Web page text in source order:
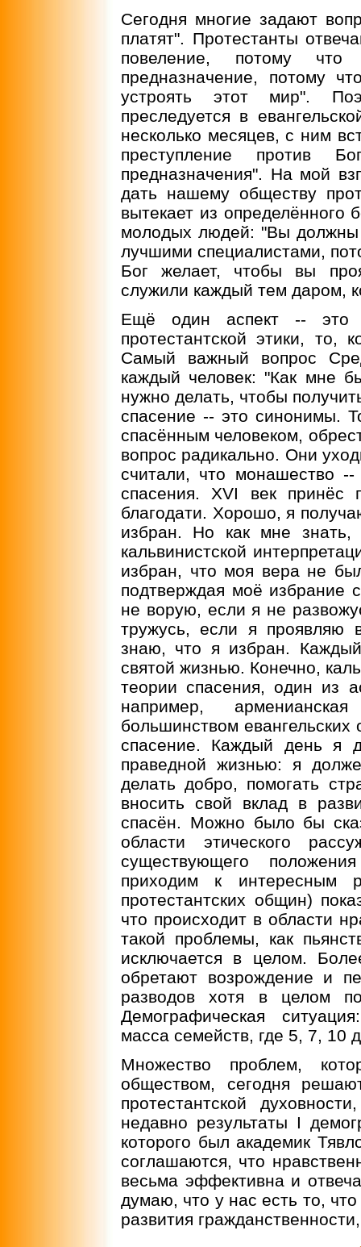
Сегодня многие задают
платят". Протестанты
повеление, потому
предназначение, потому
устроять этот мир".
преследуется в
несколько месяцев, с ним
преступление против
предназначения". На мой
дать нашему обществу
вытекает из
молодых людей: "Вы должны
лучшими специалистами,
Бог желает, чтобы вы
служили каждый тем даром,
Ещё один аспект -- это
протестантской этики, то,
Самый важный вопрос
каждый человек: "Как мне
нужно делать, чтобы
спасение -- это синонимы.
спасённым человеком,
вопрос радикально. Они
считали, что монашество --
спасения. XVI век принёс
благодати. Хорошо, я
избран. Но как мне
кальвинистской
избран, что моя вера не
подтверждая моё избрание
не ворую, если я не
тружусь, если я проявляю
знаю, что я избран.
святой жизнью. Конечно,
теории спасения, один из
например,
большинством
спасение. Каждый день я
праведной жизнью: я
делать добро, помогать
вносить свой вклад в
спасён. Можно было бы
области этического
существующего
приходим к интересным
протестантских общин)
что происходит в области
такой проблемы, как
исключается в целом.
обретают возрождение и
разводов хотя в целом
Демографическая
масса семейств, где 5, 7, 10
Множество проблем,
обществом, сегодня
протестантской
недавно результаты I
которого был академик
соглашаются, что
весьма эффективна и
думаю, что у нас есть то,
развития